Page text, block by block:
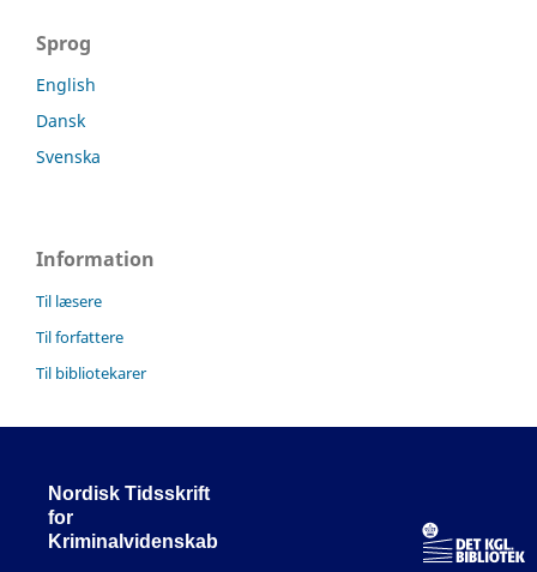
Sprog
English
Dansk
Svenska
Information
Til læsere
Til forfattere
Til bibliotekarer
Nordisk Tidsskrift
for
Kriminalvidenskab